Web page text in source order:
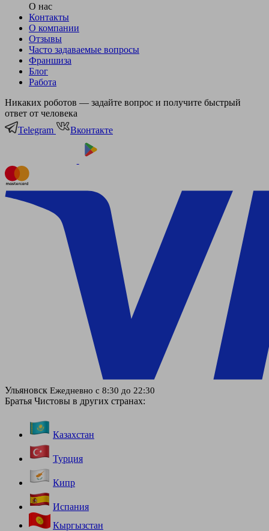
О нас
Контакты
О компании
Отзывы
Часто задаваемые вопросы
Франшиза
Блог
Работа
Никаких роботов — задайте вопрос и получите быстрый
ответ от человека
Telegram
Вконтакте
Ульяновск Ежедневно с 8:30 до 22:30
Братья Чистовы в других странах:
Казахстан
Турция
Кипр
Испания
Кыргызстан